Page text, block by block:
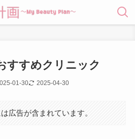
すすめクリニック
01-30 2025-04-30
広告が含まれています。